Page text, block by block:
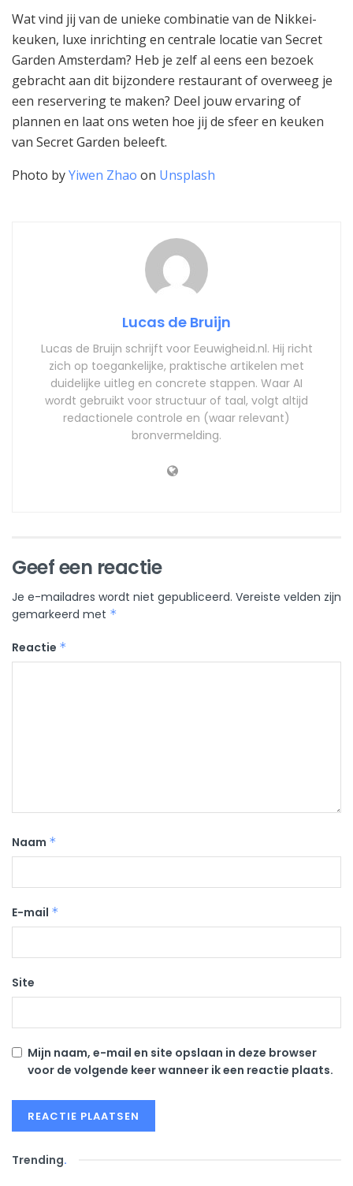
Wat vind jij van de unieke combinatie van de Nikkei-
keuken, luxe inrichting en centrale locatie van Secret
Garden Amsterdam? Heb je zelf al eens een bezoek
gebracht aan dit bijzondere restaurant of overweeg je
een reservering te maken? Deel jouw ervaring of
plannen en laat ons weten hoe jij de sfeer en keuken
van Secret Garden beleeft.
Photo byYiwen Zhao on Unsplash
Lucas de Bruijn
Lucas de Bruijn schrijft voor Eeuwigheid.nl. Hij richt
zich op toegankelijke, praktische artikelen met
duidelijke uitleg en concrete stappen. Waar AI
wordt gebruikt voor structuur of taal, volgt altijd
redactionele controle en (waar relevant)
bronvermelding.
Geef een reactie
Je e-mailadres wordt niet gepubliceerd. Vereiste velden zijn
gemarkeerd met *
Reactie *
Naam *
E-mail *
Site
Mijn naam, e-mail en site opslaan in deze browser
voor de volgende keer wanneer ik een reactie plaats.
Trending.